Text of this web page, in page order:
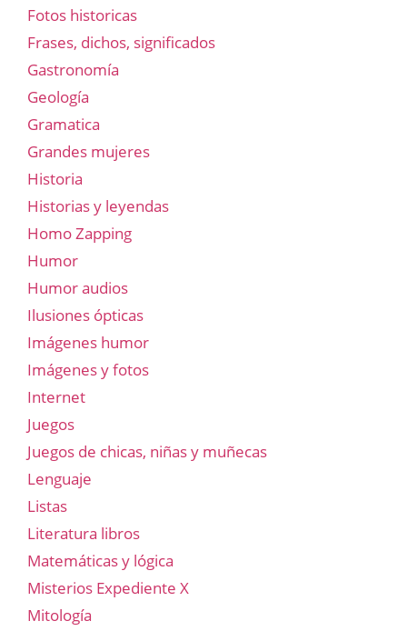
Fotos historicas
Frases, dichos, significados
Gastronomía
Geología
Gramatica
Grandes mujeres
Historia
Historias y leyendas
Homo Zapping
Humor
Humor audios
Ilusiones ópticas
Imágenes humor
Imágenes y fotos
Internet
Juegos
Juegos de chicas, niñas y muñecas
Lenguaje
Listas
Literatura libros
Matemáticas y lógica
Misterios Expediente X
Mitología